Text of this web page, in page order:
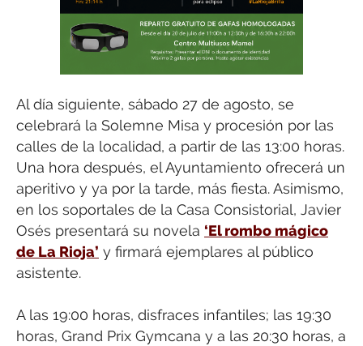
Al día siguiente, sábado 27 de agosto, se
celebrará la Solemne Misa y procesión por las
calles de la localidad, a partir de las 13:00 horas.
Una hora después, el Ayuntamiento ofrecerá un
aperitivo y ya por la tarde, más fiesta. Asimismo,
en los soportales de la Casa Consistorial, Javier
Osés presentará su novela ‘El rombo mágico
de La Rioja’ y firmará ejemplares al público
asistente.
A las 19:00 horas, disfraces infantiles; las 19:30
horas, Grand Prix Gymcana y a las 20:30 horas, a